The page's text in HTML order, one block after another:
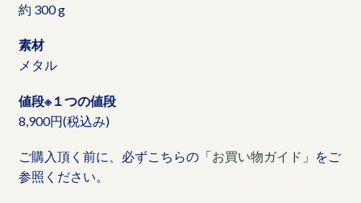
約 300 g
素材
メタル
値段※１つの値段
8,900円(税込み)
ご購入頂く前に、必ずこちらの「お買い物ガイド 」をご
参照ください。